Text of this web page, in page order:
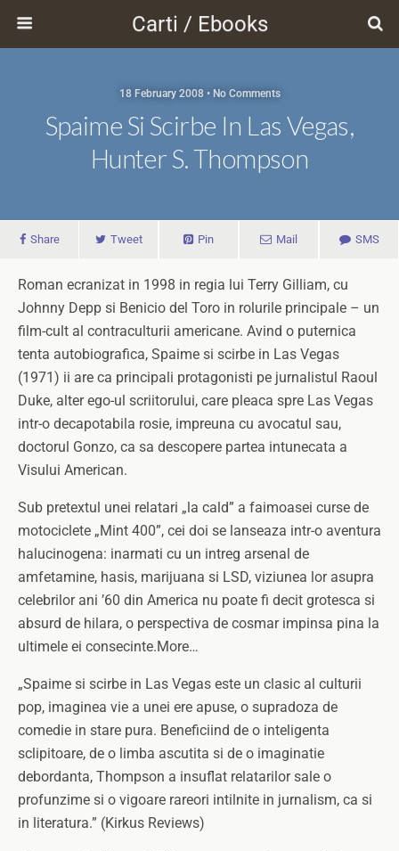
Carti / Ebooks
18 February 2008 • No Comments
Spaime Si Scirbe In Las Vegas,
Hunter S. Thompson
Share Tweet Pin Mail SMS
Roman ecranizat in 1998 in regia lui Terry Gilliam, cu
Johnny Depp si Benicio del Toro in rolurile principale – un
film-cult al contraculturii americane. Avind o puternica
tenta autobiografica, Spaime si scirbe in Las Vegas
(1971) ii are ca principali protagonisti pe jurnalistul Raoul
Duke, alter ego-ul scriitorului, care pleaca spre Las Vegas
intr-o decapotabila rosie, impreuna cu avocatul sau,
doctorul Gonzo, ca sa descopere partea intunecata a
Visului American.
Sub pretextul unei relatari „la cald” a faimoasei curse de
motociclete „Mint 400”, cei doi se lanseaza intr-o aventura
halucinogena: inarmati cu un intreg arsenal de
amfetamine, hasis, marijuana si LSD, viziunea lor asupra
celebrilor ani ’60 din America nu poate fi decit grotesca si
absurd de hilara, o perspectiva de cosmar impinsa pina la
ultimele ei consecinte.More…
„Spaime si scirbe in Las Vegas este un clasic al culturii
pop, imaginea vie a unei ere apuse, o supradoza de
comedie in stare pura. Beneficiind de o inteligenta
sclipitoare, de o limba ascutita si de o imaginatie
debordanta, Thompson a insuflat relatarilor sale o
profunzime si o vigoare rareori intilnite in jurnalism, ca si
in literatura.” (Kirkus Reviews)